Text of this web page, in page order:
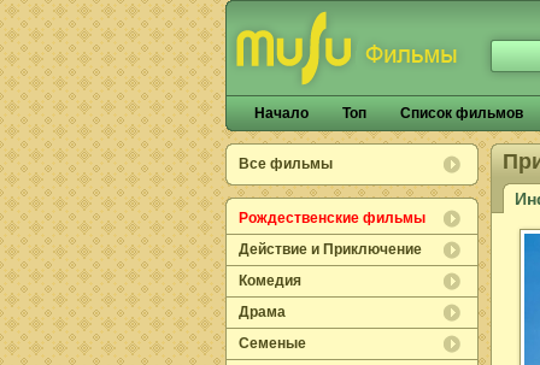
Начало Топ Список фильмов
Все фильмы
Рождественские фильмы
Действие и Приключение
Комедия
Драма
Семеные